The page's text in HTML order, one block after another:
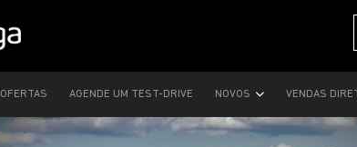
OFERTAS AGENDE UM TEST-DRIVE NOVOS VENDAS